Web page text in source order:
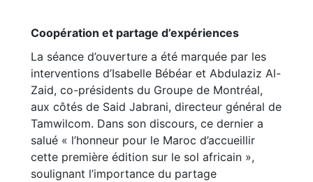
Coopération et partage d’expériences
La séance d’ouverture a été marquée par les
interventions d’Isabelle Bébéar et Abdulaziz Al-
Zaid, co-présidents du Groupe de Montréal,
aux côtés de Said Jabrani, directeur général de
Tamwilcom. Dans son discours, ce dernier a
salué « l’honneur pour le Maroc d’accueillir
cette première édition sur le sol africain »,
soulignant l’importance du partage